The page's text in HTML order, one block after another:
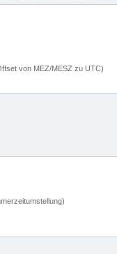
von MEZ/MESZ zu UTC)